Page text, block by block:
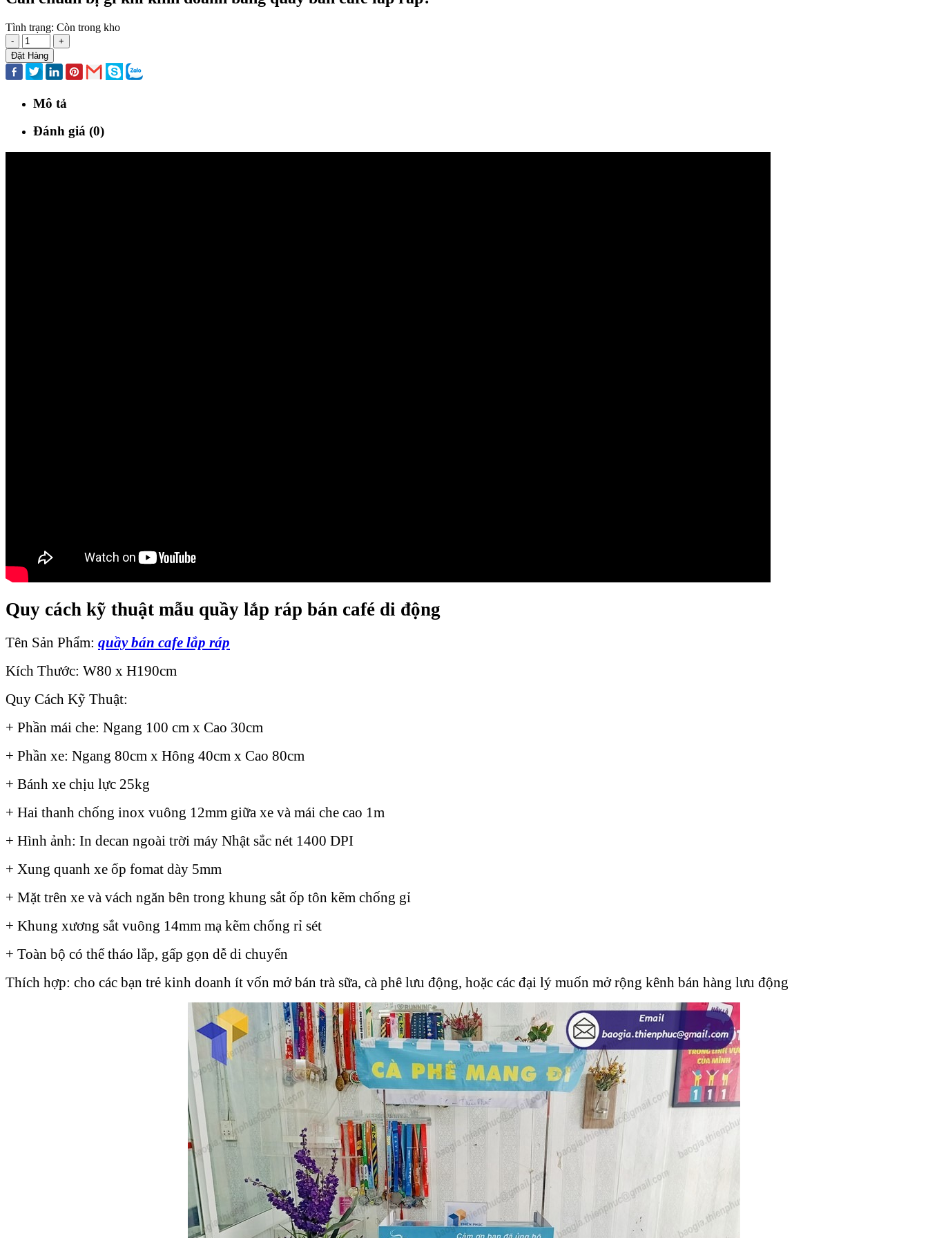
Tình trạng: Còn trong kho
-
+
Đặt Hàng
Mô tả
Đánh giá (0)
Quy cách kỹ thuật mẫu quầy lắp ráp bán café di động
Tên Sản Phẩm: quầy bán cafe lắp ráp
Kích Thước: W80 x H190cm
Quy Cách Kỹ Thuật:
+ Phần mái che: Ngang 100 cm x Cao 30cm
+ Phần xe: Ngang 80cm x Hông 40cm x Cao 80cm
+ Bánh xe chịu lực 25kg
+ Hai thanh chống inox vuông 12mm giữa xe và mái che cao 1m
+ Hình ảnh: In decan ngoài trời máy Nhật sắc nét 1400 DPI
+ Xung quanh xe ốp fomat dày 5mm
+ Mặt trên xe và vách ngăn bên trong khung sắt ốp tôn kẽm chống gỉ
+ Khung xương sắt vuông 14mm mạ kẽm chống rỉ sét
+ Toàn bộ có thể tháo lắp, gấp gọn dễ di chuyển
Thích hợp: cho các bạn trẻ kinh doanh ít vốn mở bán trà sữa, cà phê lưu động, hoặc các đại lý muốn mở rộng kênh bán hàng lưu động